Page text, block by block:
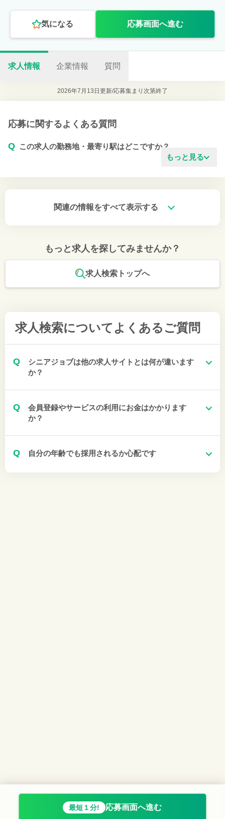
気になる 応募画面へ進む
求人情報 企業情報 質問
2026年7月13日更新/応募集まり次第終了
応募に関するよくある質問
Q この求人の勤務地・最寄り駅はどこですか？
もっと見る
最短１分! 応募画面へ進む
関連の情報をすべて表示する
もっと求人を探してみませんか？
求人検索トップへ
求人検索について よくあるご質問
Q
シニアジョブは他の求人サイトとは何が違います
か？
Q
会員登録やサービスの利用にお金はかかります
か？
Q 自分の年齢でも採用されるか心配です